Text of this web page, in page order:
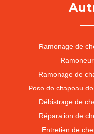
Ramonage de
Ramonage de
Pose de chapeau
Débistrage de
Réparation de
Entretien de